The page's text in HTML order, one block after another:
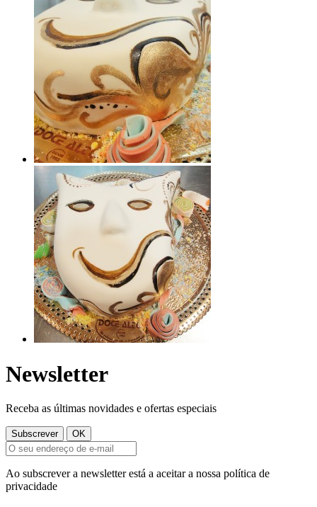
Newsletter
Receba as últimas novidades e ofertas especiais
Ao subscrever a newsletter está a aceitar a nossa política de
privacidade